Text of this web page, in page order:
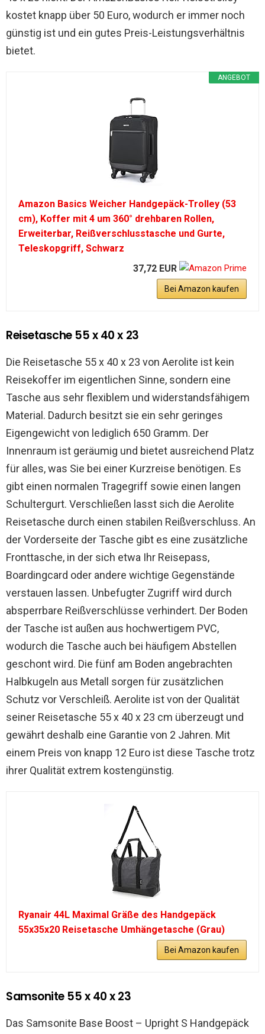
kostet knapp über 50 Euro, wodurch er immer noch
günstig ist und ein gutes Preis-Leistungsverhältnis
bietet.
ANGEBOT
Amazon Basics Weicher Handgepäck-Trolley (53
cm), Koffer mit 4 um 360° drehbaren Rollen,
Erweiterbar, Reißverschlusstasche und Gurte,
Teleskopgriff, Schwarz
37,72 EUR
Bei Amazon kaufen
Reisetasche 55 x 40 x 23
Die Reisetasche 55 x 40 x 23 von Aerolite ist kein
Reisekoffer im eigentlichen Sinne, sondern eine
Tasche aus sehr flexiblem und widerstandsfähigem
Material. Dadurch besitzt sie ein sehr geringes
Eigengewicht von lediglich 650 Gramm. Der
Innenraum ist geräumig und bietet ausreichend Platz
für alles, was Sie bei einer Kurzreise benötigen. Es
gibt einen normalen Tragegriff sowie einen langen
Schultergurt. Verschließen lasst sich die Aerolite
Reisetasche durch einen stabilen Reißverschluss. An
der Vorderseite der Tasche gibt es eine zusätzliche
Fronttasche, in der sich etwa Ihr Reisepass,
Boardingcard oder andere wichtige Gegenstände
verstauen lassen. Unbefugter Zugriff wird durch
absperrbare Reißverschlüsse verhindert. Der Boden
der Tasche ist außen aus hochwertigem PVC,
wodurch die Tasche auch bei häufigem Abstellen
geschont wird. Die fünf am Boden angebrachten
Halbkugeln aus Metall sorgen für zusätzlichen
Schutz vor Verschleiß. Aerolite ist von der Qualität
seiner Reisetasche 55 x 40 x 23 cm überzeugt und
gewährt deshalb eine Garantie von 2 Jahren. Mit
einem Preis von knapp 12 Euro ist diese Tasche trotz
ihrer Qualität extrem kostengünstig.
Ryanair 44L Maximal Gräße des Handgepäck
55x35x20 Reisetasche Umhängetasche (Grau)
Bei Amazon kaufen
Samsonite 55 x 40 x 23
Das Samsonite Base Boost – Upright S Handgepäck